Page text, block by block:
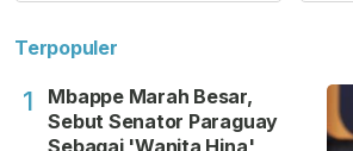
Terpopuler
1
Mbappe Marah Besar,
Sebut Senator Paraguay